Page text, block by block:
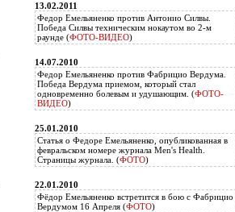
13.02.2011
Федор Емельяненко против Антонио Силвы.
Победа Силвы техническим нокаутом во 2-м
раунде (ФОТО-ВИДЕО)
14.07.2010
Федор Емельяненко против Фабрицио Вердума.
Победа Вердума приемом, который стал
одновременно болевым и удушающим. (ФОТО-
ВИДЕО)
25.01.2010
Статья о Федоре Емельяненко, опубликованная в
февральском номере журнала Men's Health.
Страницы журнала. (ФОТО)
22.01.2010
Фёдор Емельяненко встретится в бою с Фабрицио
Вердумом 16 Апреля (ФОТО)